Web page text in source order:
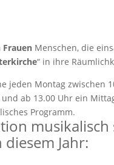
Frauen Menschen, die
“ in ihre
jeden Montag zwischen
ab 13.00 Uhr ein
Programm.
Jahr: